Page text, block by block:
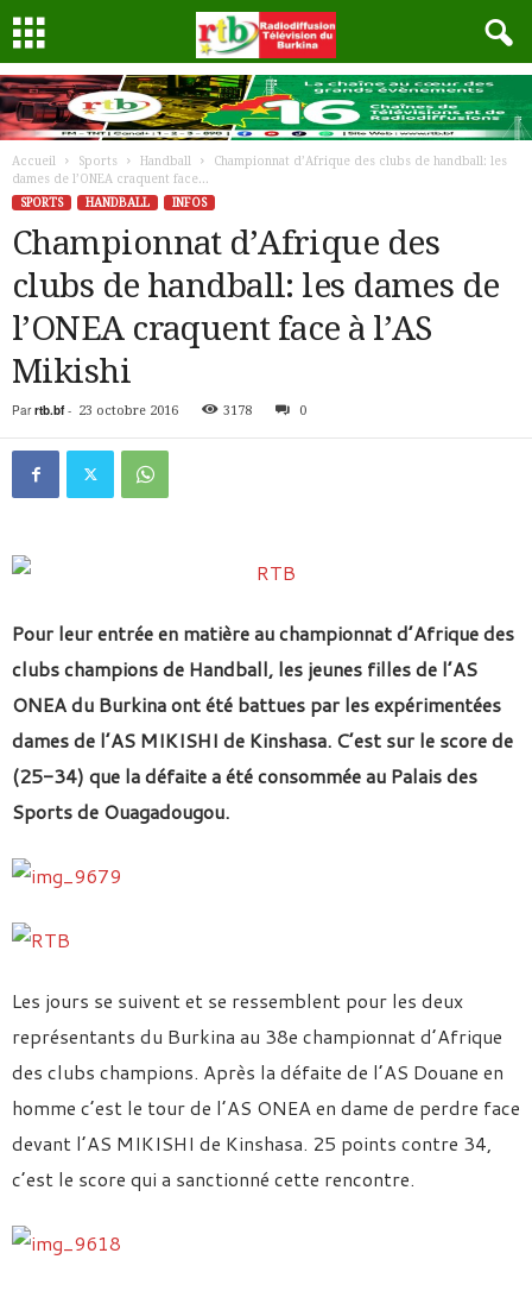
Accueil Sports Handball
Championnat d’Afrique des clubs de handball: les
dames de l’ONEA craquent face...
SPORTS
HANDBALL INFOS
Championnat d’Afrique des
clubs de handball: les dames de
l’ONEA craquent face à l’AS
Mikishi
Par rtb.bf- 23 octobre 2016 3178 0
Pour leur entrée en matière au championnat d’Afrique des
clubs champions de Handball, les jeunes filles de l’AS
ONEA du Burkina ont été battues par les expérimentées
dames de l’AS MIKISHI de Kinshasa. C’est sur le score de
(25-34) que la défaite a été consommée au Palais des
Sports de Ouagadougou.
Les jours se suivent et se ressemblent pour les deux
représentants du Burkina au 38e championnat d’Afrique
des clubs champions. Après la défaite de l’AS Douane en
homme c’est le tour de l’AS ONEA en dame de perdre face
devant l’AS MIKISHI de Kinshasa. 25 points contre 34,
c’est le score qui a sanctionné cette rencontre.